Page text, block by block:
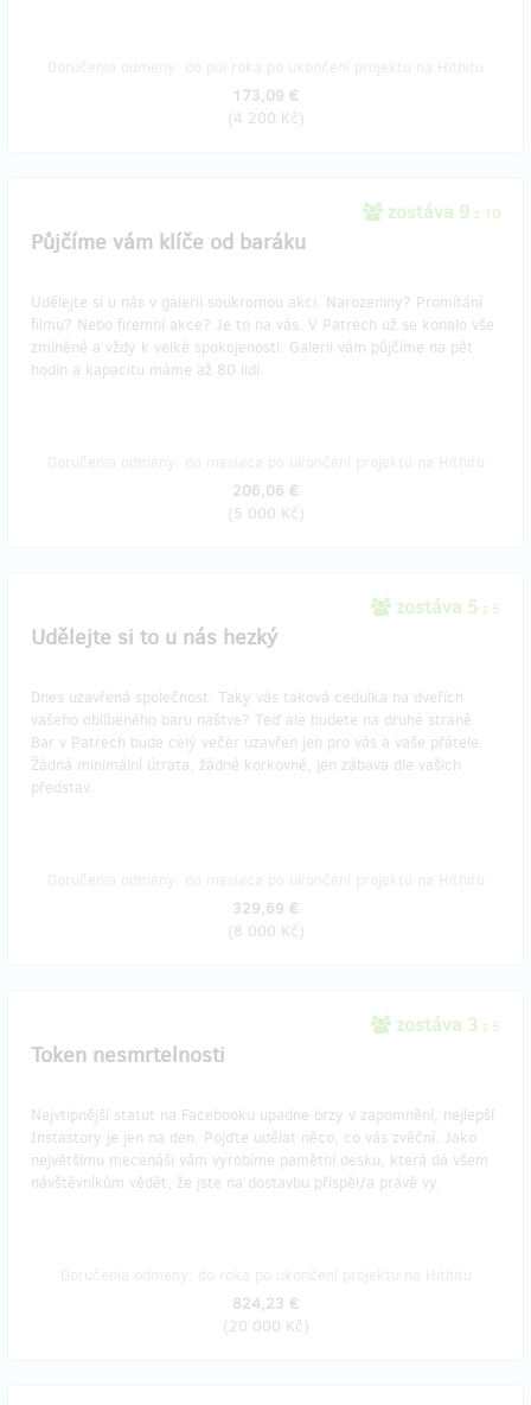
173,09 €
(4 200 Kč)
zostáva 9 z 10
Půjčíme vám klíče od baráku
Udělejte si u nás v galerii soukromou akci. Narozeniny? Promítání
filmu? Nebo firemní akce? Je to na vás. V Patrech už se konalo vše
zmíněné a vždy k velké spokojenosti. Galerii vám půjčíme na pět
hodin a kapacitu máme až 80 lidí.
206,06 €
(5 000 Kč)
zostáva 5 z 5
Udělejte si to u nás hezký
Dnes uzavřená společnost. Taky vás taková cedulka na dveřích
vašeho oblíbeného baru naštve? Teď ale budete na druhé straně.
Bar v Patrech bude celý večer uzavřen jen pro vás a vaše přátele.
Žádná minimální útrata, žádné korkovné, jen zábava dle vašich
představ.
329,69 €
(8 000 Kč)
zostáva 3 z 5
Token nesmrtelnosti
Nejvtipnější statut na Facebooku upadne brzy v zapomnění, nejlepší
Instastory je jen na den. Pojďte udělat něco, co vás zvěční. Jako
největšímu mecenáši vám vyrobíme pamětní desku, která dá všem
návštěvníkům vědět, že jste na dostavbu přispěl/a právě vy.
824,23 €
(20 000 Kč)